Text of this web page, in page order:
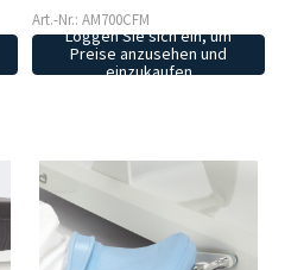
Art.-Nr.: AM700CFM
Loggen Sie sich ein, um
Preise anzusehen und
einzukaufen